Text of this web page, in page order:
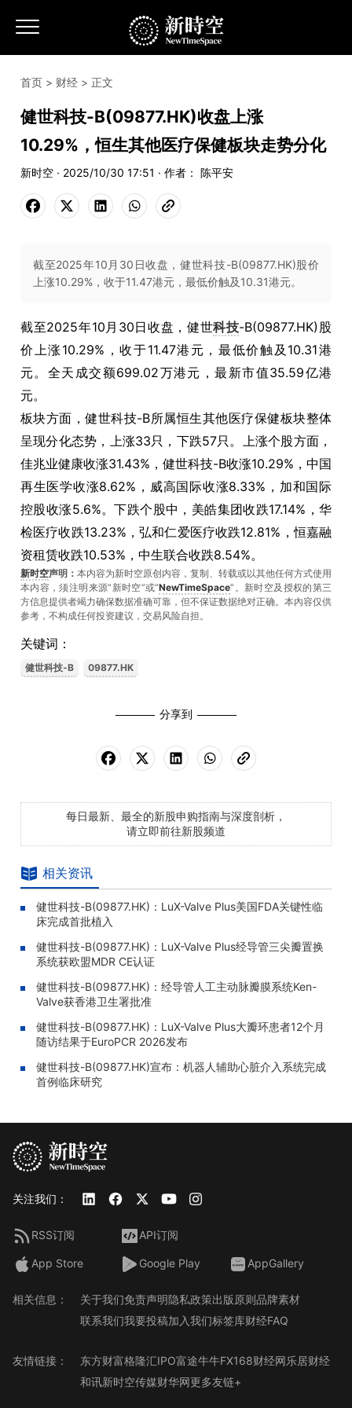
首页 > 财经 > 正文
健世科技-B(09877.HK)收盘上涨
10.29%，恒生其他医疗保健板块走势分化
新时空 · 2025/10/30 17:51 · 作者： 陈平安
截至2025年10月30日收盘，健世科技-B(09877.HK)股价
上涨10.29%，收于11.47港元，最低价触及10.31港元。
截至2025年10月30日收盘，健世科技-B(09877.HK)股
价上涨10.29%，收于11.47港元，最低价触及10.31港
元。全天成交额699.02万港元，最新市值35.59亿港
元。
板块方面，健世科技-B所属恒生其他医疗保健板块整体
呈现分化态势，上涨33只，下跌57只。上涨个股方面，
佳兆业健康收涨31.43%，健世科技-B收涨10.29%，中国
再生医学收涨8.62%，威高国际收涨8.33%，加和国际
控股收涨5.6%。下跌个股中，美皓集团收跌17.14%，华
检医疗收跌13.23%，弘和仁爱医疗收跌12.81%，恒嘉融
资租赁收跌10.53%，中生联合收跌8.54%。
新时空声明： 本内容为新时空原创内容，复制、转载或以其他任何方式使用
本内容，须注明来源“新时空”或“NewTimeSpace”。新时空及授权的第三
方信息提供者竭力确保数据准确可靠，但不保证数据绝对正确。本內容仅供
参考，不构成任何投资建议，交易风险自担。
关键词：
健世科技-B 09877.HK
分享到
每日最新、最全的新股申购指南与深度剖析，
请立即前往新股频道
相关资讯
健世科技-B(09877.HK)：LuX-Valve Plus美国FDA关键性临
床完成首批植入
健世科技-B(09877.HK)：LuX-Valve Plus经导管三尖瓣置换
系统获欧盟MDR CE认证
健世科技-B(09877.HK)：经导管人工主动脉瓣膜系统Ken-
Valve获香港卫生署批准
健世科技-B(09877.HK)：LuX-Valve Plus大瓣环患者12个月
随访结果于EuroPCR 2026发布
健世科技-B(09877.HK)宣布：机器人辅助心脏介入系统完成
首例临床研究
关注我们：
RSS订阅 API订阅
App Store Google Play AppGallery
相关信息： 关于我们免责声明隐私政策出版原则品牌素材
联系我们我要投稿加入我们标签库财经FAQ
友情链接： 东方财富格隆汇IPO富途牛牛FX168财经网乐居财经
和讯新时空传媒财华网更多友链+